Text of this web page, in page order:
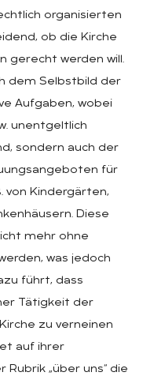
organisierten
ob die Kirche
gerecht werden will.
dem Selbstbild der
Aufgaben, wobei
unentgeltlich
sondern auch der
für
von Kindergärten,
Diese
mehr ohne
was jedoch
führt, dass
Tätigkeit der
zu verneinen
auf ihrer
„über uns“ die